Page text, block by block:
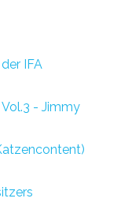
IFA
- Jimmy